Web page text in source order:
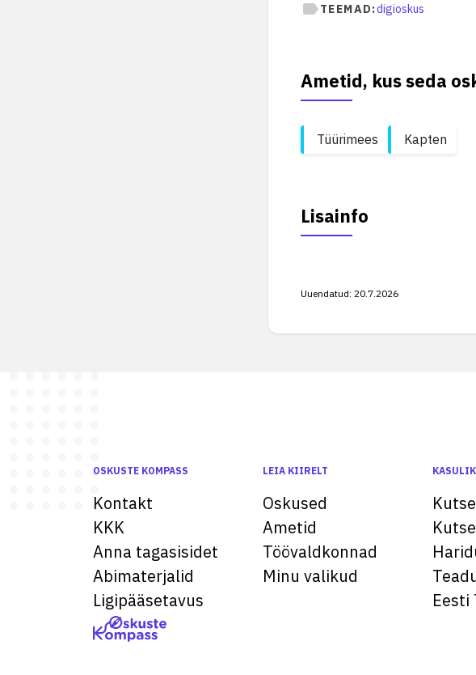
TEEMAD:digioskus
Ametid, kus seda
Tüürimees Kapten
Lisainfo
Uuendatud: 20.7.2026
OSKUSTE KOMPASS
Kontakt
KKK
Anna tagasisidet
Abimaterjalid
Ligipääsetavus
LEIA KIIRELT
Oskused
Ametid
Töövaldkonnad
Minu valikud
Eesti